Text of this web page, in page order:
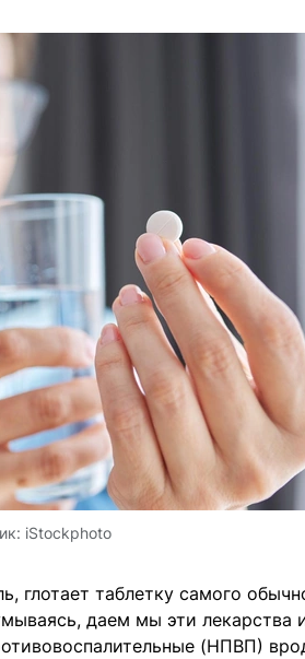
iStockphoto
глотает таблетку самого
даем мы эти лекарства
(НПВП)